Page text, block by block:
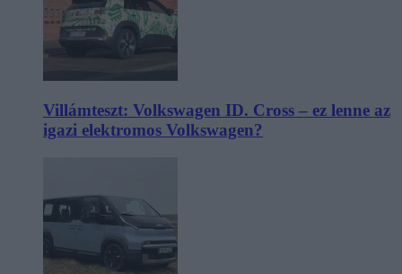
Villámteszt: Volkswagen ID. Cross – ez lenne az
igazi elektromos Volkswagen?